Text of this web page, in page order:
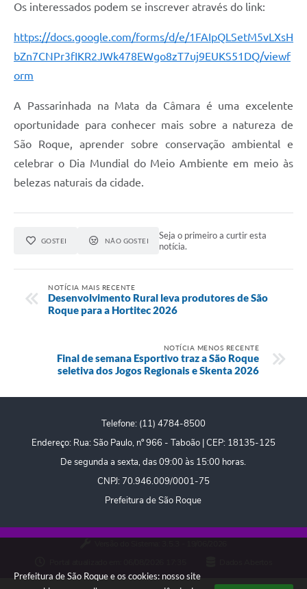
Prefeitura de São Roque e os cookies: nosso site
Qualifica São Roque
Sala do Empreendedor - Licenciamento Municipal para MEI
SEBRAE Aqui
SIC
Os interessados podem se inscrever através do link:
https://docs.google.com/forms/d/e/1FAIpQLSetM5vLXsH
bZn7CNPr3fIKR2JWk478EWgo8zT7uj9EUKS51DQ/viewf
orm
A Passarinhada na Mata da Câmara é uma excelente
oportunidade para conhecer mais sobre a natureza de
São Roque, aprender sobre conservação ambiental e
celebrar o Dia Mundial do Meio Ambiente em meio às
belezas naturais da cidade.
GOSTEI NÃO GOSTEI
Seja o primeiro a curtir esta
notícia.
NOTÍCIA MAIS RECENTE
Desenvolvimento Rural leva produtores de São
Roque para a Hortitec 2026
NOTÍCIA MENOS RECENTE
Final de semana Esportivo traz a São Roque
seletiva dos Jogos Regionais e Skenta 2026
Telefone: (11) 4784-8500
Endereço: Rua: São Paulo, nº 966 - Taboão | CEP: 18135-125
De segunda a sexta, das 09:00 às 15:00 horas.
CNPJ: 70.946.009/0001-75
Prefeitura de São Roque